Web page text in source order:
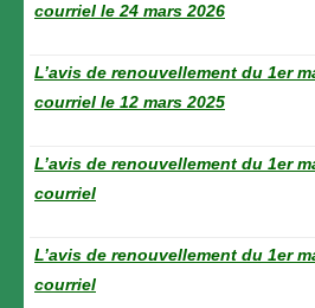
courriel le 24 mars 2026
L’avis de renouvellement du 1er
courriel le 12 mars 2025
L’avis de renouvellement du 1er
courriel
L’avis de renouvellement du 1er
courriel